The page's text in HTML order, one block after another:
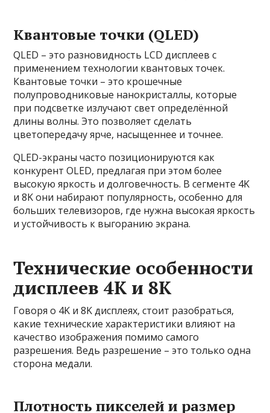
Квантовые точки (QLED)
QLED – это разновидность LCD дисплеев с
применением технологии квантовых точек.
Квантовые точки – это крошечные
полупроводниковые нанокристаллы, которые
при подсветке излучают свет определённой
длины волны. Это позволяет сделать
цветопередачу ярче, насыщеннее и точнее.
QLED-экраны часто позиционируются как
конкурент OLED, предлагая при этом более
высокую яркость и долговечность. В сегменте 4K
и 8K они набирают популярность, особенно для
больших телевизоров, где нужна высокая яркость
и устойчивость к выгоранию экрана.
Технические особенности
дисплеев 4K и 8K
Говоря о 4K и 8K дисплеях, стоит разобраться,
какие технические характеристики влияют на
качество изображения помимо самого
разрешения. Ведь разрешение – это только одна
сторона медали.
Плотность пикселей и размер